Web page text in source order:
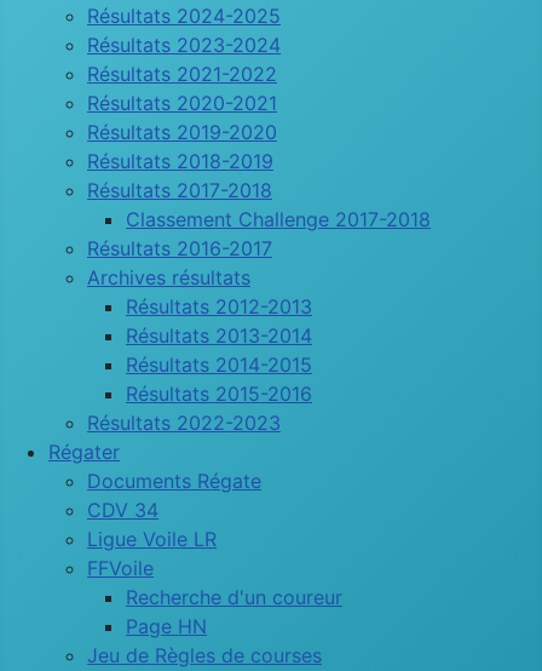
Résultats 2024-2025
Résultats 2023-2024
Résultats 2021-2022
Résultats 2020-2021
Résultats 2019-2020
Résultats 2018-2019
Résultats 2017-2018
Classement Challenge 2017-2018
Résultats 2016-2017
Archives résultats
Résultats 2012-2013
Résultats 2013-2014
Résultats 2014-2015
Résultats 2015-2016
Résultats 2022-2023
Régater
Documents Régate
CDV 34
Ligue Voile LR
FFVoile
Recherche d'un coureur
Page HN
Jeu de Règles de courses